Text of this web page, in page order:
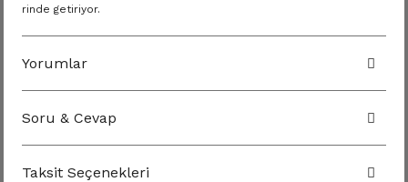
rinde getiriyor.
Yorumlar
Soru & Cevap
Taksit Seçenekleri